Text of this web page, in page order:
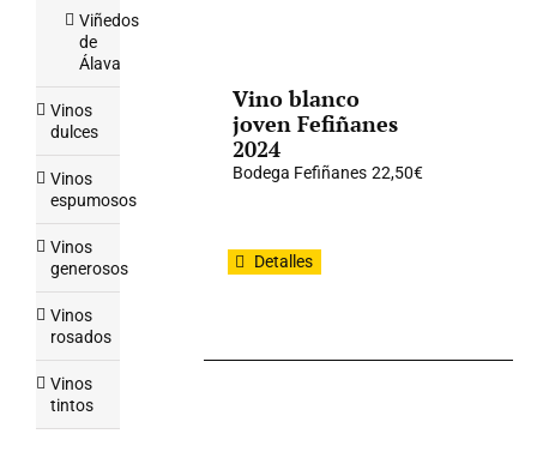
Vino blanco
joven Fefiñanes
2024
Bodega Fefiñanes 22,50€
Detalles
Viñedos
de
Álava
Vinos
dulces
Vinos
espumosos
Vinos
generosos
Vinos
rosados
Vinos
tintos